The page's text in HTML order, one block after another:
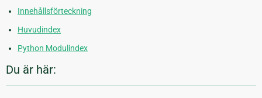
Innehållsförteckning
Huvudindex
Python Modulindex
Du är här: